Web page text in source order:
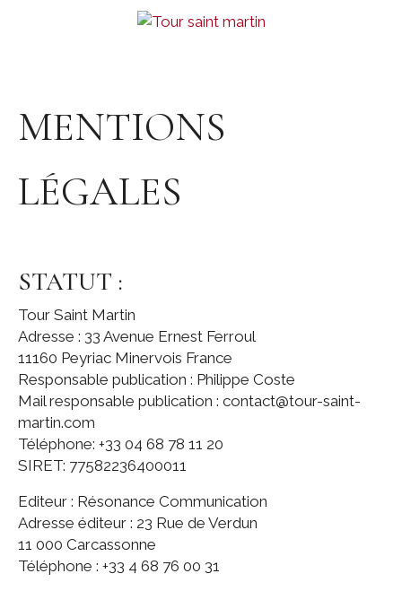
MENTIONS
LÉGALES
STATUT :
Tour Saint Martin
Adresse : 33 Avenue Ernest Ferroul
11160 Peyriac Minervois France
Responsable publication : Philippe Coste
Mail responsable publication : contact@tour-saint-
martin.com
Téléphone: +33 04 68 78 11 20
SIRET: 77582236400011
Editeur : Résonance Communication
Adresse éditeur : 23 Rue de Verdun
11 000 Carcassonne
Téléphone : +33 4 68 76 00 31